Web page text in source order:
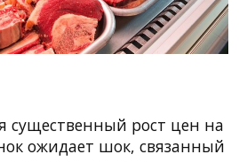
существенный рост цен на
ожидает шок, связанный